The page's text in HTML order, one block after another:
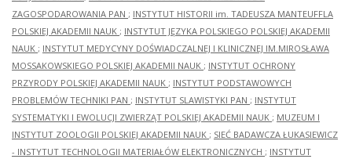
ZAGOSPODAROWANIA PAN ; INSTYTUT HISTORII im. TADEUSZA MANTEUFFLA
POLSKIEJ AKADEMII NAUK ; INSTYTUT JĘZYKA POLSKIEGO POLSKIEJ AKADEMII
NAUK ; INSTYTUT MEDYCYNY DOŚWIADCZALNEJ I KLINICZNEJ IM.MIROSŁAWA
MOSSAKOWSKIEGO POLSKIEJ AKADEMII NAUK ; INSTYTUT OCHRONY
PRZYRODY POLSKIEJ AKADEMII NAUK ; INSTYTUT PODSTAWOWYCH
PROBLEMÓW TECHNIKI PAN ; INSTYTUT SLAWISTYKI PAN ; INSTYTUT
SYSTEMATYKI I EWOLUCJI ZWIERZĄT POLSKIEJ AKADEMII NAUK ; MUZEUM I
INSTYTUT ZOOLOGII POLSKIEJ AKADEMII NAUK ; SIEĆ BADAWCZA ŁUKASIEWICZ
- INSTYTUT TECHNOLOGII MATERIAŁÓW ELEKTRONICZNYCH ; INSTYTUT